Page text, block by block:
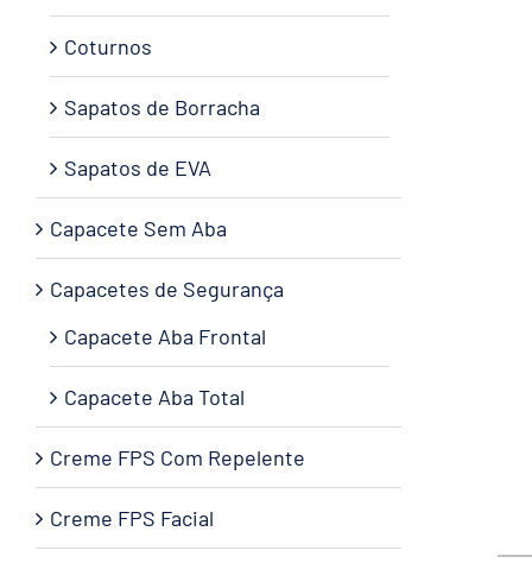
Coturnos
Sapatos de Borracha
Sapatos de EVA
Capacete Sem Aba
Capacetes de Segurança
Capacete Aba Frontal
Capacete Aba Total
Creme FPS Com Repelente
Creme FPS Facial